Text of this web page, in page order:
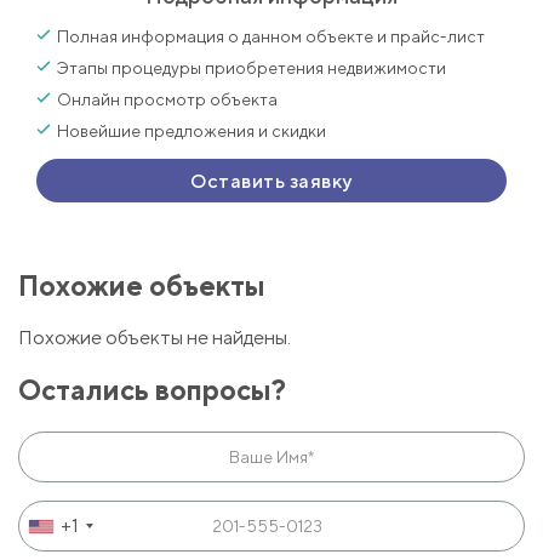
Полная информация о данном объекте и прайс-лист
Этапы процедуры приобретения недвижимости
Онлайн просмотр объекта
Новейшие предложения и скидки
Оставить заявку
Похожие объекты
Похожие объекты не найдены.
Остались вопросы?
+1